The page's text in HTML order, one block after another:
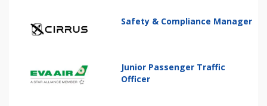
Safety & Compliance Manager
Junior Passenger Traffic
Officer